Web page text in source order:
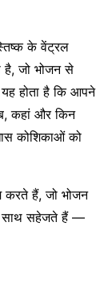
के वेंट्रल
है, जो भोजन से
होता है कि आपने
कहां और किन
कोशिकाओं को
करते हैं, जो भोजन
साथ सहेजते हैं —